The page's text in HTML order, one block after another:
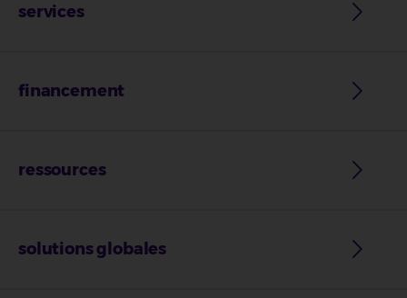
services
financement
ressources
solutions globales